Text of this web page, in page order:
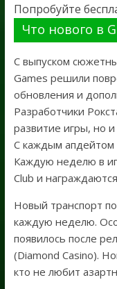
Попробуйте
Что нового в
С выпуском
Games решили
обновления и
Разработчики
развитие игры, но
С каждым апдейтом
Каждую неделю в
Club и
Новый транспорт
каждую неделю.
появилось после
(Diamond Casino).
кто не любит